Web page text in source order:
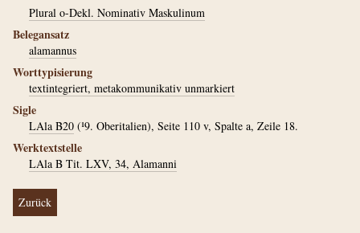
Plural o-Dekl. Nominativ Maskulinum
Belegansatz
alamannus
Worttypisierung
textintegriert, metakommunikativ unmarkiert
Sigle
LAla B20 (¹9. Oberitalien), Seite 110 v, Spalte a, Zeile 18.
Werktextstelle
LAla B Tit. LXV, 34, Alamanni
Zurück